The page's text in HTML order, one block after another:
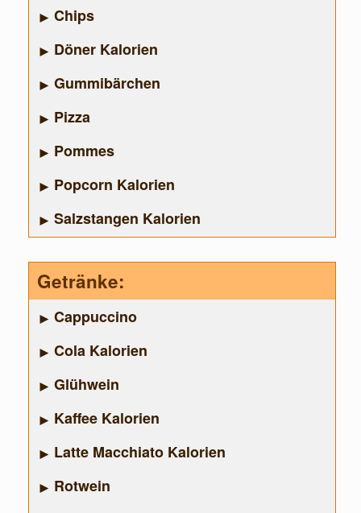
Chips
Döner Kalorien
Gummibärchen
Pizza
Pommes
Popcorn Kalorien
Salzstangen Kalorien
Getränke:
Cappuccino
Cola Kalorien
Glühwein
Kaffee Kalorien
Latte Macchiato Kalorien
Rotwein